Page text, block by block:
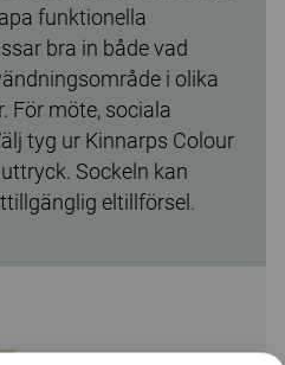
funktionella
bra in både vad
i olika
För möte, sociala
tyg ur Kinnarps Colour
Sockeln kan
eltillförsel.